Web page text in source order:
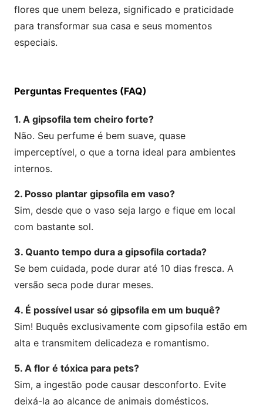
flores que unem beleza, significado e praticidade
para transformar sua casa e seus momentos
especiais.
Perguntas Frequentes (FAQ)
1. A gipsofila tem cheiro forte?
Não. Seu perfume é bem suave, quase
imperceptível, o que a torna ideal para ambientes
internos.
2. Posso plantar gipsofila em vaso?
Sim, desde que o vaso seja largo e fique em local
com bastante sol.
3. Quanto tempo dura a gipsofila cortada?
Se bem cuidada, pode durar até 10 dias fresca. A
versão seca pode durar meses.
4. É possível usar só gipsofila em um buquê?
Sim! Buquês exclusivamente com gipsofila estão em
alta e transmitem delicadeza e romantismo.
5. A flor é tóxica para pets?
Sim, a ingestão pode causar desconforto. Evite
deixá-la ao alcance de animais domésticos.